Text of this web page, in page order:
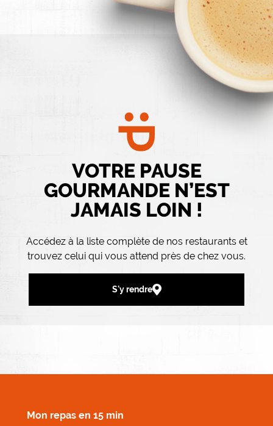
VOTRE PAUSE
GOURMANDE N’EST
JAMAIS LOIN !
Accédez à la liste complète de nos restaurants et
trouvez celui qui vous attend près de chez vous.
S'y rendre
Mon repas en 15 min